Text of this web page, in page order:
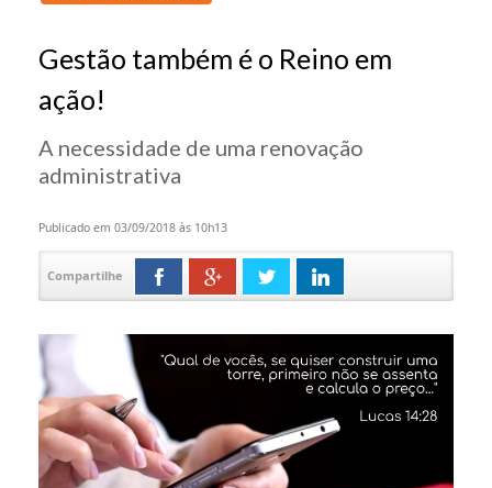
Gestão também é o Reino em
ação!
A necessidade de uma renovação
administrativa
Publicado em 03/09/2018 às 10h13
Compartilhe